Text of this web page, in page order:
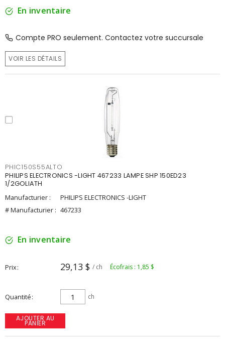
En inventaire
Compte PRO seulement. Contactez votre succursale
VOIR LES DÉTAILS
PHIC150S55ALTO
PHILIPS ELECTRONICS -LIGHT 467233 LAMPE SHP 150ED23
1/2GOLIATH
Manufacturier :
PHILIPS ELECTRONICS -LIGHT
# Manufacturier : 467233
En inventaire
Prix 29,13 $ / ch Écofrais : 1,85 $
Quantité ch
AJOUTER AU
PANIER